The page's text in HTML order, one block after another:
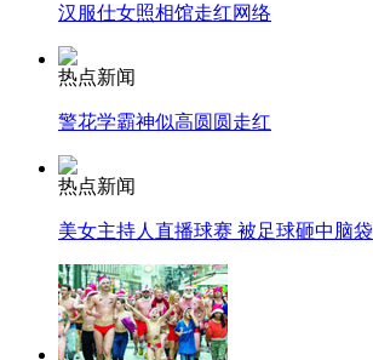
纽约上演“枕头大战”
司机酒驾遇交警 急速倒车逃窜
汉服仕女照相馆走红网络
热点新闻
警花学霸神似高圆圆走红
热点新闻
美女主持人直播球赛 被足球砸中脑袋